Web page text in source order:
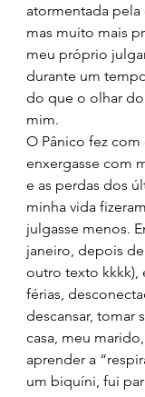
atormentada pela
mas muito mais
meu próprio
durante um
do que o olhar
mim.
O Pânico fez com
enxergasse com
e as perdas dos
minha vida
julgasse menos.
janeiro, depois
outro texto kkkk),
férias,
descansar, tomar
casa, meu
aprender a
um biquíni, fui